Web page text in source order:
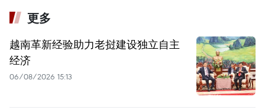
更多
越南革新经验助力老挝建设独立自主
经济
06/08/2026 15:13